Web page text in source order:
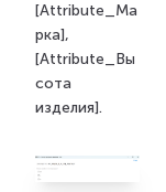
[Attribute_Ма
рка],
[Attribute_Вы
сота
изделия].